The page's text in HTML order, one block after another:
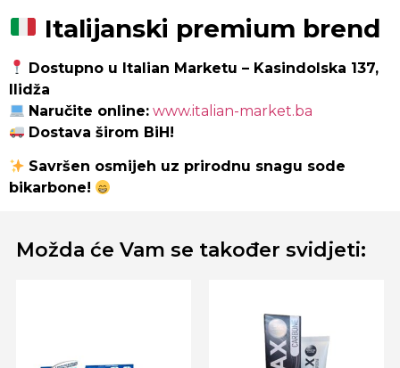
Italijanski premium brend
Dostupno u Italian Marketu – Kasindolska 137,
Ilidža
Naručite online: www.italian-market.ba
Dostava širom BiH!
Savršen osmijeh uz prirodnu snagu sode
bikarbone!
Možda će Vam se također svidjeti: